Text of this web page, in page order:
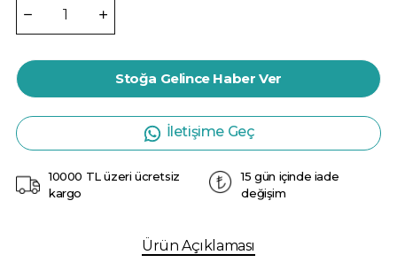
Stoğa Gelince Haber Ver
İletişime Geç
10000 TL üzeri ücretsiz
kargo
15 gün içinde iade
değişim
Ürün Açıklaması